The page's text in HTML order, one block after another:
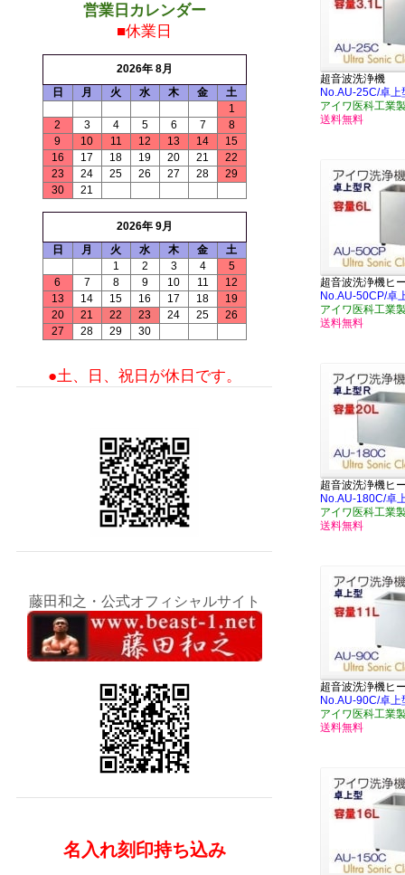
超音波洗浄機
No.AU-25C/卓上
アイワ医科工業
送料無料
超音波洗浄機ヒ
No.AU-50CP/卓
アイワ医科工業
送料無料
超音波洗浄機ヒ
No.AU-180C/卓
アイワ医科工業
送料無料
超音波洗浄機ヒ
No.AU-90C/卓上
アイワ医科工業
送料無料
営業日カレンダー
■休業日
2026年 8月
日
月 火 水 木 金
土
1
2
3 4 5 6 7
8
9
10 11 12 13 14
15
16
17 18 19 20 21
22
23
24 25 26 27 28
29
30
21
2026年 9月
日
月 火 水 木 金
土
1
2 3 4
5
6
7 8 9 10 11
12
13
14 15 16 17 18
19
20
21 22 23 24 25
26
27
28 29 30
●土、日、祝日が休日です。
藤田和之・公式オフィシャルサイト
名入れ刻印持ち込み